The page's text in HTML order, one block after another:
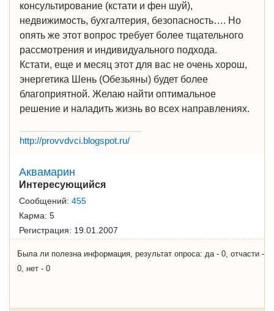
консультирование (кстати и фен шуй),
недвижимость, бухгалтерия, безопасность…. Но
опять же этот вопрос требует более тщательного
рассмотрения и индивидуального подхода.
Кстати, еще и месяц этот для вас не очень хорош,
энергетика Шень (Обезьяны) будет более
благоприятной. Желаю найти оптимальное
решение и наладить жизнь во всех направлениях.
http://provvdvci.blogspot.ru/
Аквамарин
Интересующийся
Сообщений: 455
Карма: 5
Регистрация: 19.01.2007
Была ли полезна информация, результат опроса: да - 0, отчасти -
0, нет - 0